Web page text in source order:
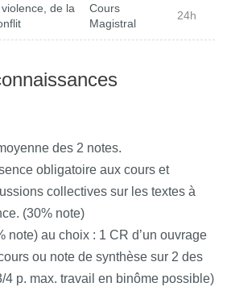
de la
Cours
Magistral
24h
des 2 notes.
obligatoire aux cours et
collectives sur les textes à
(30% note)
au choix : 1 CR d’un ouvrage
ou note de synthèse sur 2 des
4 p. max. travail en binôme possible)